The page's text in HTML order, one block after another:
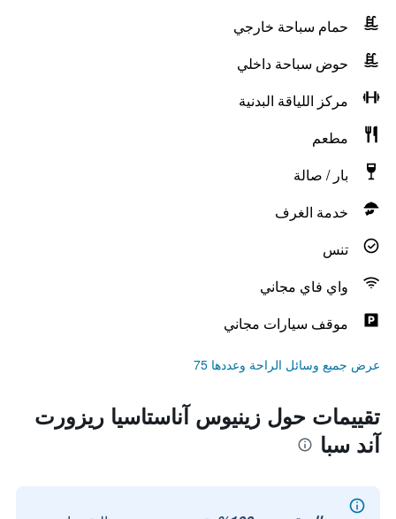
حمام سباحة خارجي
حوض سباحة داخلي
مركز اللياقة البدنية
مطعم
بار / صالة
خدمة الغرف
تنس
واي فاي مجاني
موقف سيارات مجاني
عرض جميع وسائل الراحة وعددها 75
تقييمات حول زينيوس آناستاسيا ريزورت
آند سبا